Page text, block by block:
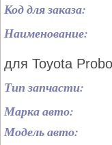
Код для заказа:
Наименование:
для Toyota
Тип запчасти:
Марка авто:
Модель авто: